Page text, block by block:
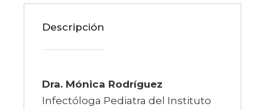
Descripción
Dra. Mónica Rodríguez
Infectóloga Pediatra del Instituto